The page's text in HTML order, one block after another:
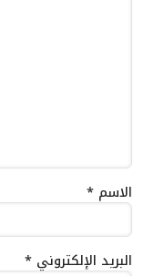
الاسم *
البريد الإلكتروني *